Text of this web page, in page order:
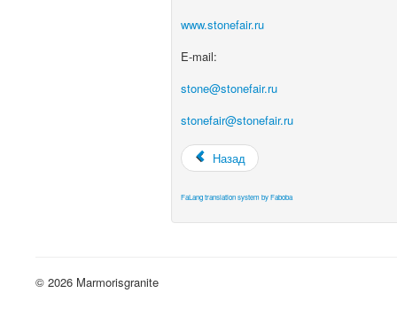
www.stonefair.ru
E-mail:
stone@stonefair.ru
stonefair@stonefair.ru
Назад
FaLang translation system by Faboba
© 2026 Marmorisgranite